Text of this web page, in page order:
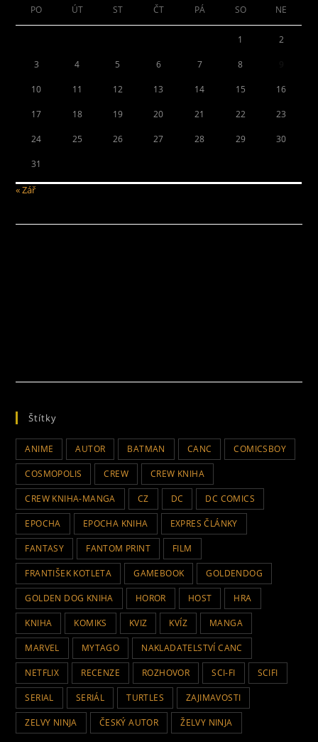
PO ÚT ST ČT PÁ SO NE
1 2
3 4 5 6 7 8
10 11 12 13 14 15 16
17 18 19 20 21 22 23
24 25 26 27 28 29 30
31
« Zář
Štítky
ANIME AUTOR BATMAN CANC COMICSBOY
COSMOPOLIS CREW CREW KNIHA
CREW KNIHA-MANGA CZ DC DC COMICS
EPOCHA EPOCHA KNIHA EXPRES ČLÁNKY
FANTASY FANTOM PRINT FILM
FRANTIŠEK KOTLETA GAMEBOOK GOLDENDOG
GOLDEN DOG KNIHA HOROR HOST HRA
KNIHA KOMIKS KVIZ KVÍZ MANGA
MARVEL MYTAGO NAKLADATELSTVÍ CANC
NETFLIX RECENZE ROZHOVOR SCI-FI SCIFI
SERIAL SERIÁL TURTLES ZAJIMAVOSTI
ZELVY NINJA ČESKÝ AUTOR ŽELVY NINJA